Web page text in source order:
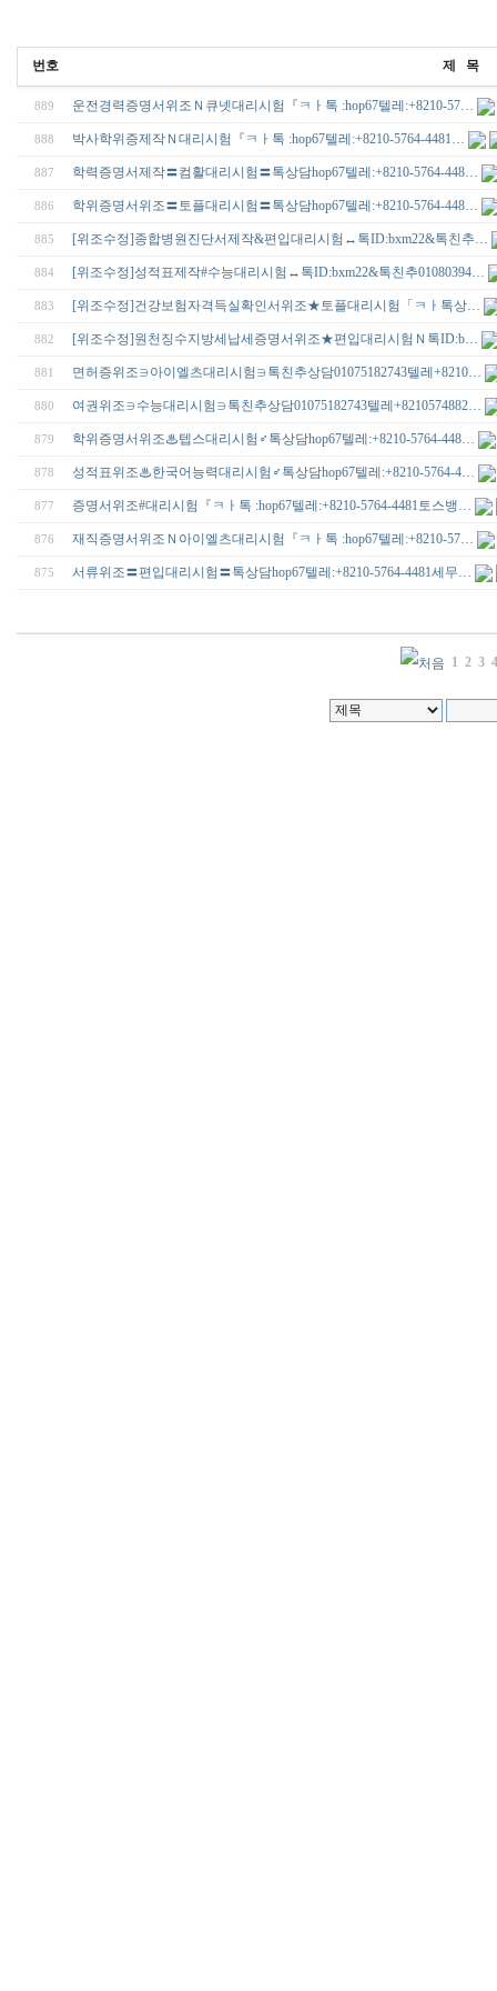
번호 제 목
889 운전경력증명서위조Ｎ큐넷대리시험『ㅋㅏ톡 :hop67텔레:+8210-57…
888 박사학위증제작Ｎ대리시험『ㅋㅏ톡 :hop67텔레:+8210-5764-4481…
887 학력증명서제작〓컴활대리시험〓톡상담hop67텔레:+8210-5764-448…
886 학위증명서위조〓토플대리시험〓톡상담hop67텔레:+8210-5764-448…
885 [위조수정]종합병원진단서제작&편입대리시험↔톡ID:bxm22&톡친추…
884 [위조수정]성적표제작#수능대리시험↔톡ID:bxm22&톡친추01080394…
883 [위조수정]건강보험자격득실확인서위조★토플대리시험「ㅋㅏ톡상…
882 [위조수정]원천징수지방세납세증명서위조★편입대리시험Ｎ톡ID:b…
881 면허증위조∋아이엘츠대리시험∋톡친추상담01075182743텔레+8210…
880 여권위조∋수능대리시험∋톡친추상담01075182743텔레+8210574882…
879 학위증명서위조♨텝스대리시험♂톡상담hop67텔레:+8210-5764-448…
878 성적표위조♨한국어능력대리시험♂톡상담hop67텔레:+8210-5764-4…
877 증명서위조#대리시험『ㅋㅏ톡 :hop67텔레:+8210-5764-4481토스뱅…
876 재직증명서위조Ｎ아이엘츠대리시험『ㅋㅏ톡 :hop67텔레:+8210-57…
875 서류위조〓편입대리시험〓톡상담hop67텔레:+8210-5764-4481세무…
1 2 3 4